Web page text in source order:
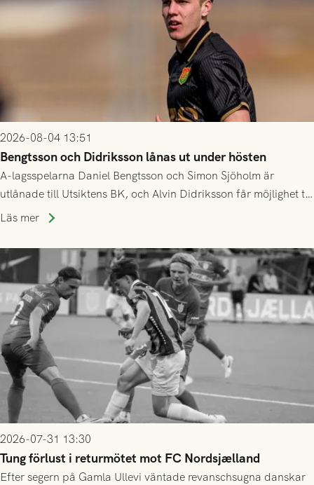
2026-08-04 13:51
Bengtsson och Didriksson lånas ut under hösten
A-lagsspelarna Daniel Bengtsson och Simon Sjöholm är
utlånade till Utsiktens BK, och Alvin Didriksson får möjlighet till
speltid i Hestrafors genom föreningssamarbete.
Läs mer
2026-07-31 13:30
Tung förlust i returmötet mot FC Nordsjælland
Efter segern på Gamla Ullevi väntade revanschsugna danskar